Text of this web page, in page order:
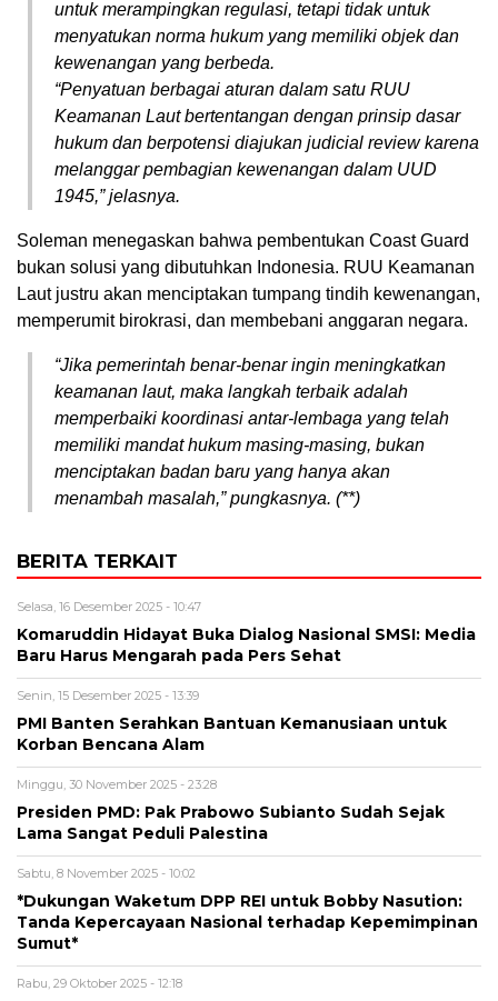
untuk merampingkan regulasi, tetapi tidak untuk
menyatukan norma hukum yang memiliki objek dan
kewenangan yang berbeda.
“Penyatuan berbagai aturan dalam satu RUU
Keamanan Laut bertentangan dengan prinsip dasar
hukum dan berpotensi diajukan judicial review karena
melanggar pembagian kewenangan dalam UUD
1945,” jelasnya.
Soleman menegaskan bahwa pembentukan Coast Guard
bukan solusi yang dibutuhkan Indonesia. RUU Keamanan
Laut justru akan menciptakan tumpang tindih kewenangan,
memperumit birokrasi, dan membebani anggaran negara.
“Jika pemerintah benar-benar ingin meningkatkan
keamanan laut, maka langkah terbaik adalah
memperbaiki koordinasi antar-lembaga yang telah
memiliki mandat hukum masing-masing, bukan
menciptakan badan baru yang hanya akan
menambah masalah,” pungkasnya. (**)
BERITA TERKAIT
Selasa, 16 Desember 2025 - 10:47
Komaruddin Hidayat Buka Dialog Nasional SMSI: Media
Baru Harus Mengarah pada Pers Sehat
Senin, 15 Desember 2025 - 13:39
PMI Banten Serahkan Bantuan Kemanusiaan untuk
Korban Bencana Alam
Minggu, 30 November 2025 - 23:28
Presiden PMD: Pak Prabowo Subianto Sudah Sejak
Lama Sangat Peduli Palestina
Sabtu, 8 November 2025 - 10:02
*Dukungan Waketum DPP REI untuk Bobby Nasution:
Tanda Kepercayaan Nasional terhadap Kepemimpinan
Sumut*
Rabu, 29 Oktober 2025 - 12:18